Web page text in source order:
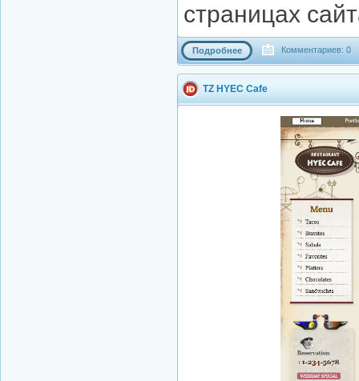
страницах
Подробнее Комментариев: 0
TZ HYEC Cafe